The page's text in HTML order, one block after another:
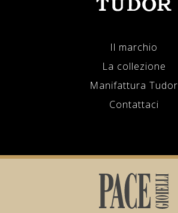
Il marchio
La collezione
Manifattura Tudor
Contattaci